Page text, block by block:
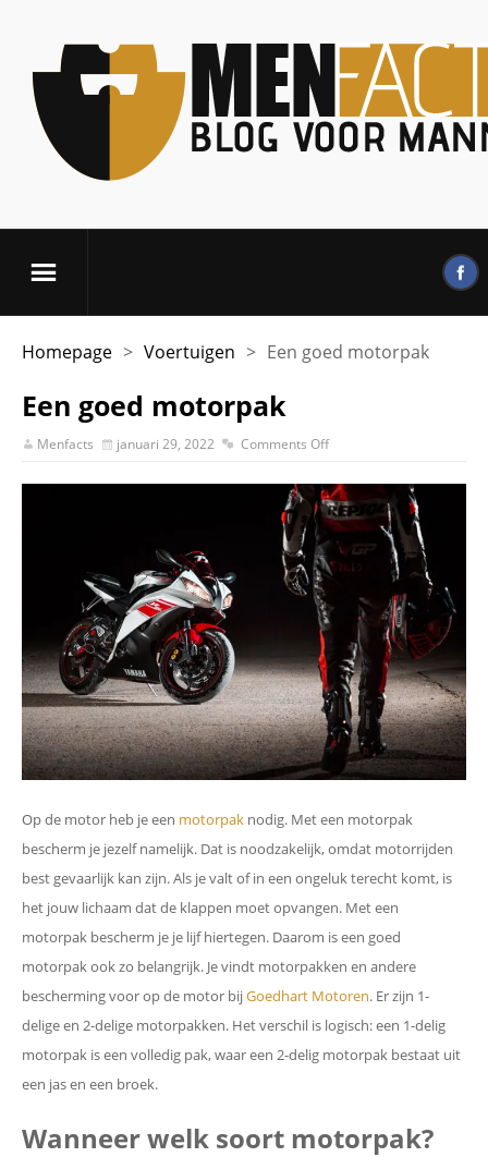
Homepage > Voertuigen > Een goed motorpak
Een goed motorpak
Menfacts januari 29, 2022 Comments Off
Op de motor heb je een motorpak nodig. Met een motorpak
bescherm je jezelf namelijk. Dat is noodzakelijk, omdat motorrijden
best gevaarlijk kan zijn. Als je valt of in een ongeluk terecht komt, is
het jouw lichaam dat de klappen moet opvangen. Met een
motorpak bescherm je je lijf hiertegen. Daarom is een goed
motorpak ook zo belangrijk. Je vindt motorpakken en andere
bescherming voor op de motor bijGoedhart Motoren. Er zijn 1-
delige en 2-delige motorpakken. Het verschil is logisch: een 1-delig
motorpak is een volledig pak, waar een 2-delig motorpak bestaat uit
een jas en een broek.
Wanneer welk soort motorpak?